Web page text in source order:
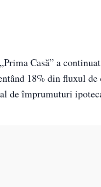
Casă” a
18% din fluxul
de împrumuturi